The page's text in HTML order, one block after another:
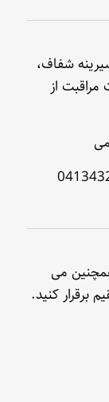
شفاف،
از
می
برقرار کنید.